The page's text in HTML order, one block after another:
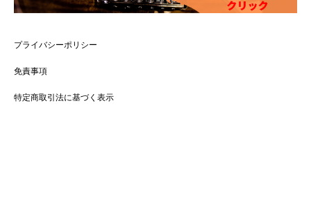
プライバシーポリシー
免責事項
特定商取引法に基づく表示